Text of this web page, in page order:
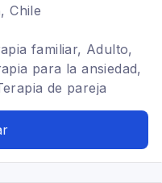
Chile
familiar, Adulto,
para la ansiedad,
de pareja